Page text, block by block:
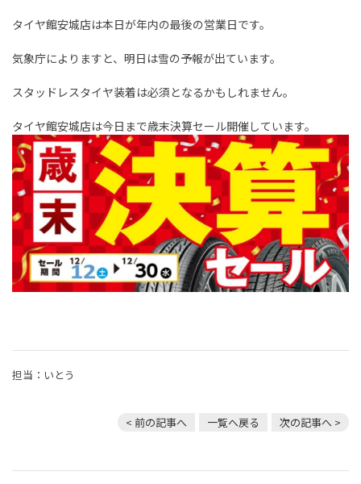
タイヤ館安城店は本日が年内の最後の営業日です。
気象庁によりますと、明日は雪の予報が出ています。
スタッドレスタイヤ装着は必須となるかもしれません。
タイヤ館安城店は今日まで歳末決算セール開催しています。
担当：いとう
< 前の記事へ 一覧へ戻る 次の記事へ >